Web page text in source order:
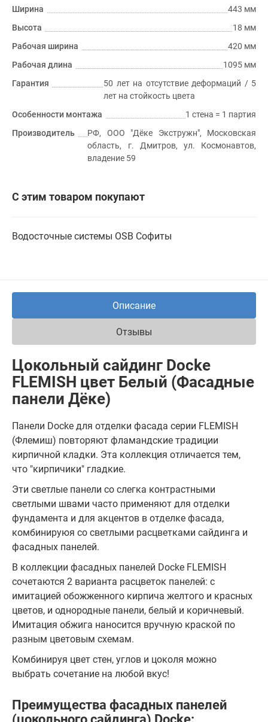
Ширина
443 мм
Высота
18 мм
Рабочая ширина
420 мм
Рабочая длина
1095 мм
Гарантия
50 лет на отсутствие деформаций / 5
лет на стойкость цвета
Особенности монтажа
1 стена = 1 партия
Производитель
РФ, ООО "Дёке Экстружн", Московская
область, г. Дмитров, ул. Космонавтов,
владение 59
С этим товаром покупают
Водосточные системы OSB Софиты
Описание
Отзывы
Цокольный сайдинг Docke
FLEMISH цвет Белый (Фасадные
панели Дёке)
Панели Docke для отделки фасада серии FLEMISH
(Флемиш) повторяют фламандские традиции
кирпичной кладки. Эта коллекция отличается тем,
что "кирпичики" гладкие.
Эти светлые панели со слегка контрастными
светлыми швами часто применяют для отделки
фундамента и для акцентов в отделке фасада,
комбинируюя со светлыми расцветками сайдинга и
фасадных панелей.
В коллекции фасадных панелей Docke FLEMISH
сочетаются 2 варианта расцветок панелей: с
имитацией обожженного кирпича желтого и красных
цветов, и однородные панели, белый и коричневый.
Имитация обжига наносится вручную краской по
разным цветовым схемам.
Комбинируя цвет стен, углов и цоколя можно
выбрать сочетание на любой вкус!
Преимущества фасадных панелей